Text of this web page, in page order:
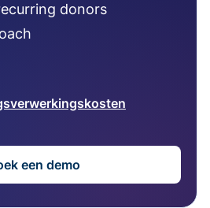
donors
een demo